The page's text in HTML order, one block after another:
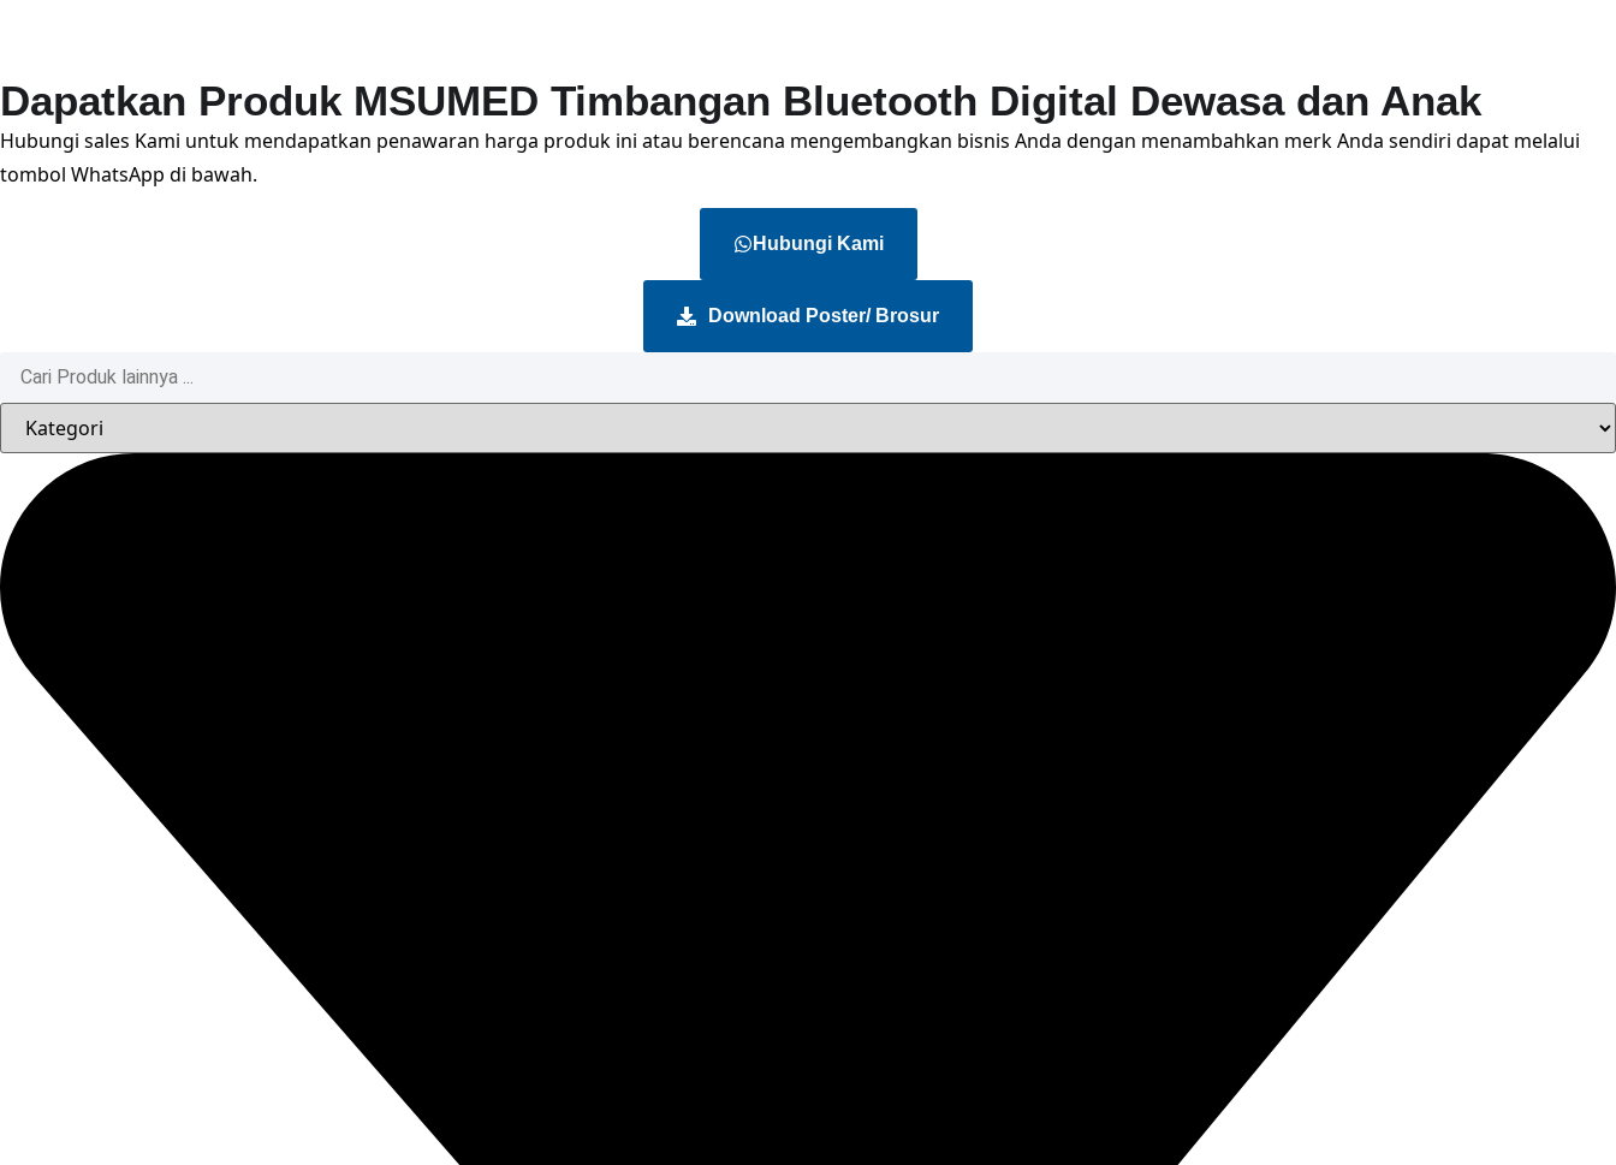
Dapatkan Produk MSUMED Timbangan Bluetooth Digital Dewasa dan Anak
Hubungi sales Kami untuk mendapatkan penawaran harga produk ini atau berencana mengembangkan bisnis Anda dengan menambahkan merk Anda sendiri dapat melalui
tombol WhatsApp di bawah.
Hubungi Kami
Download Poster/ Brosur